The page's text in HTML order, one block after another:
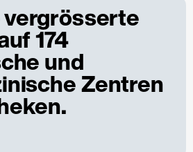
174
und
Zentren